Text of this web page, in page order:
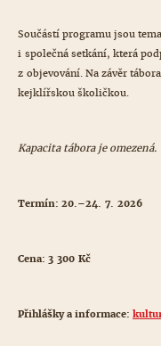
Součástí programu jsou
i společná setkání, která
z objevování. Na závěr
kejklířskou školičkou.
Kapacita tábora je omezená.
Termín: 20.–24. 7. 2026
Cena: 3 300 Kč
Přihlášky a informace: